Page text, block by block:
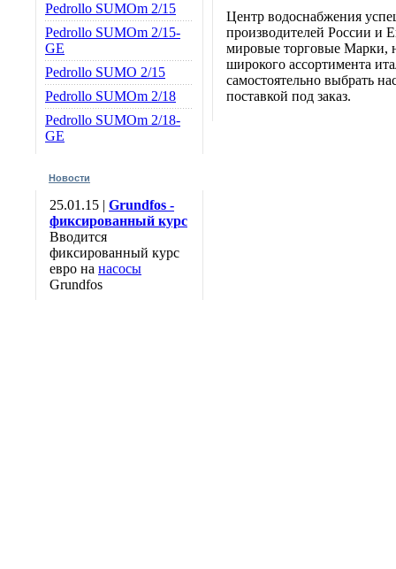
Pedrollo SUMOm 2/15
Pedrollo SUMOm 2/15-
GE
Pedrollo SUMO 2/15
Pedrollo SUMOm 2/18
Pedrollo SUMOm 2/18-
GE
Новости
25.01.15 | Grundfos -
фиксированный курс
Вводится
фиксированный курс
евро на насосы
Grundfos
Центр водоснабжения
производителей России и
мировые торговые Марки,
широкого ассортимента
самостоятельно выбрать
поставкой под заказ.